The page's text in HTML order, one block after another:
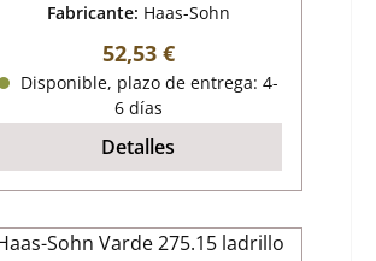
Fabricante: Haas-Sohn
Precio normal:
52,53 €
Disponible, plazo de entrega: 4-
6 días
Detalles